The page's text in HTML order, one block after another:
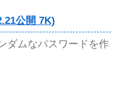
公開 7K)
ダムなパスワードを作